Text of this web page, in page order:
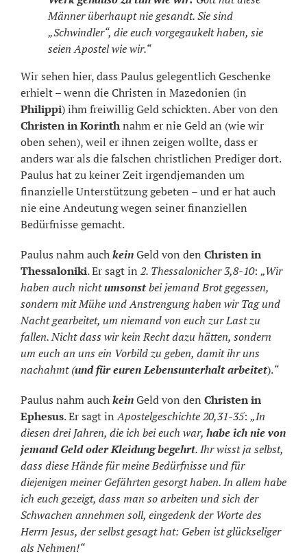
Männer überhaupt nie gesandt. Sie sind
„Schwindler“, die euch vorgegaukelt haben, sie
seien Apostel wie wir.“
Wir sehen hier, dass Paulus gelegentlich Geschenke
erhielt – wenn die Christen in Mazedonien (in
Philippi) ihm freiwillig Geld schickten. Aber von den
Christen in Korinthnahm er nie Geld an (wie wir
oben sehen), weil er ihnen zeigen wollte, dass er
anders war als die falschen christlichen Prediger dort.
Paulus hat zu keiner Zeit irgendjemanden um
finanzielle Unterstützung gebeten – und er hat auch
nie eine Andeutung wegen seiner finanziellen
Bedürfnisse gemacht.
Paulus nahm auchkeinGeld von den Christen in
Thessaloniki. Er sagt in 2. Thessalonicher 3,8-10: „Wir
haben auch nichtumsonstbei jemand Brot gegessen,
sondern mit Mühe und Anstrengung haben wir Tag und
Nacht gearbeitet, um niemand von euch zur Last zu
fallen. Nicht dass wir kein Recht dazu hätten, sondern
um euch an uns ein Vorbild zu geben, damit ihr uns
nachahmt (und für euren Lebensunterhalt arbeitet).“
Paulus nahm auchkeinGeld von den Christen in
Ephesus. Er sagt inApostelgeschichte 20,31-35: „In
diesen drei Jahren, die ich bei euch war, habe ich nie von
jemand Geld oder Kleidung begehrt. Ihr wisst ja selbst,
dass diese Hände für meine Bedürfnisse und für
diejenigen meiner Gefährten gesorgt haben. In allem habe
ich euch gezeigt, dass man so arbeiten und sich der
Schwachen annehmen soll, eingedenk der Worte des
Herrn Jesus, der selbst gesagt hat: Geben ist glückseliger
als Nehmen!“